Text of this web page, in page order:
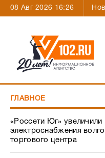
08 Авг 2026 16:26
ГЛАВНОЕ
«Россети Юг»
электроснабжения
торгового центра